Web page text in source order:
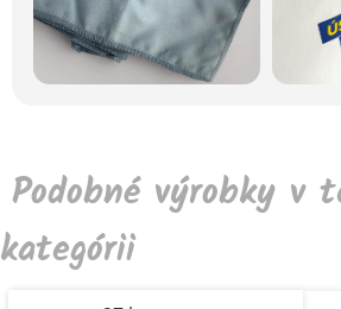
Podobné výrobky v
kategórii